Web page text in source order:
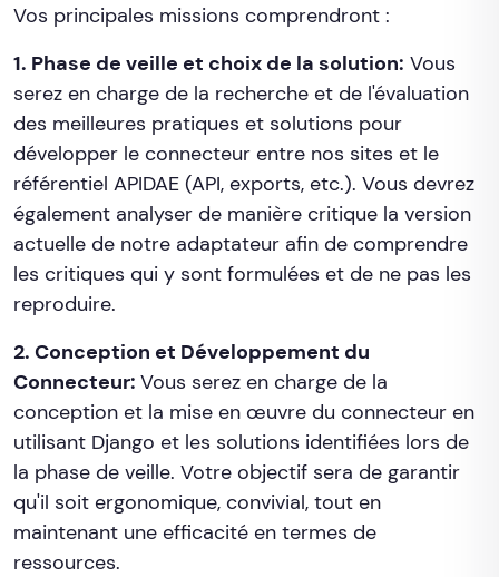
Vos principales missions comprendront :
1. Phase de veille et choix de la solution: Vous
serez en charge de la recherche et de l'évaluation
des meilleures pratiques et solutions pour
développer le connecteur entre nos sites et le
référentiel APIDAE (API, exports, etc.). Vous devrez
également analyser de manière critique la version
actuelle de notre adaptateur afin de comprendre
les critiques qui y sont formulées et de ne pas les
reproduire.
2. Conception et Développement du
Connecteur: Vous serez en charge de la
conception et la mise en œuvre du connecteur en
utilisant Django et les solutions identifiées lors de
la phase de veille. Votre objectif sera de garantir
qu'il soit ergonomique, convivial, tout en
maintenant une efficacité en termes de
ressources.